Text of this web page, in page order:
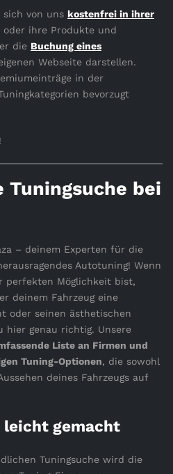
sich von uns kostenfrei in ihrer
oder ihre Produkte und
die Buchung eines
Webseite darstellen.
in der
bevorzugt
Tuningsuche bei
– deinem Experten für die
Autotuning! Wenn
perfekten Möglichkeit bist,
deinem Fahrzeug eine
oder seinen ästhetischen
hier genau richtig. Unsere
Liste an Firmen und
Tuning-Optionen, die sowohl
deines Fahrzeugs auf
leicht gemacht
Tuningsuche wird die